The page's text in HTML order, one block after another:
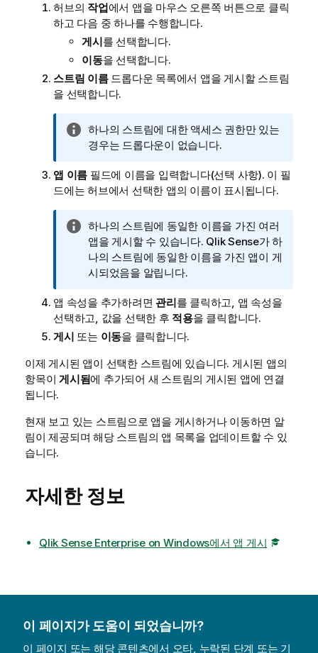
허브의 작업에서 앱을 마우스 오른쪽 버튼으로 클릭
하고 다음 중 하나를 수행합니다.
게시를 선택합니다.
이동을 선택합니다.
스트림 이름드롭다운 목록에서 앱을 게시할 스트림
을 선택합니다.
정
보
모
하나의 스트림에 대한 액세스 권한만 있는
경우는 드롭다운이 없습니다.
앱 이름 필드에 이름을 입력합니다(선택 사항). 이 필
드에는 허브에서 선택한 앱의 이름이 표시됩니다.
정
보
메
모
하나의 스트림에 동일한 이름을 가진 여러
앱을 게시할 수 있습니다. Qlik Sense가 하
나의 스트림에 동일한 이름을 가진 앱이 게
시되었음을 알립니다.
앱 속성을 추가하려면 관리를 클릭하고, 앱 속성을
선택하고, 값을 선택한 후 적용을 클릭합니다.
게시 또는 이동을 클릭합니다.
이제 게시된 앱이 선택한 스트림에 있습니다. 게시된 앱의
항목이 게시됨에 추가되어 새 스트림의 게시된 앱에 연결
됩니다.
현재 보고 있는 스트림으로 앱을 게시하거나 이동하면 알
림이 제공되며 해당 스트림의 앱 목록을 업데이트할 수 있
습니다.
자세한 정보
Qlik Sense Enterprise on Windows에서 앱 게시
이 페이지가 도움이 되었습니까?
이 페이지 또는 해당 콘텐츠에서 오타, 누락된 단계 또는 기